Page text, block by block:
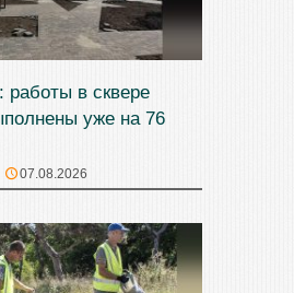
работы в сквере
уже на 76
07.08.2026